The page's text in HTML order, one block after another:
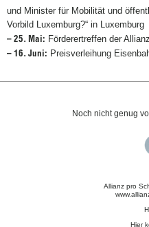
und Minister für Mobilität und
Vorbild Luxemburg?“ in Luxemburg
– 25. Mai: Förderertreffen der
– 16. Juni: Preisverleihung
Noch nicht genug
Allianz pro
Hier